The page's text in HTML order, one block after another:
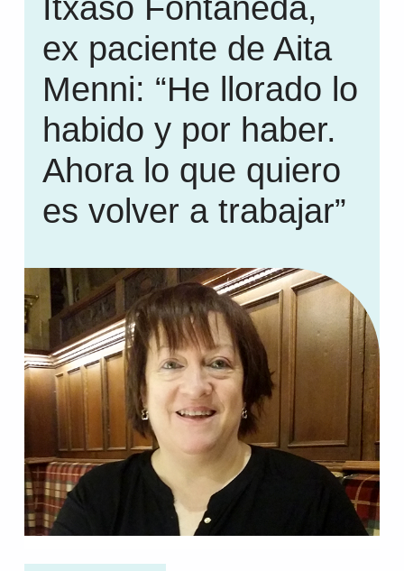
Itxaso Fontaneda,
ex paciente de Aita
Menni: “He llorado lo
habido y por haber.
Ahora lo que quiero
es volver a trabajar”